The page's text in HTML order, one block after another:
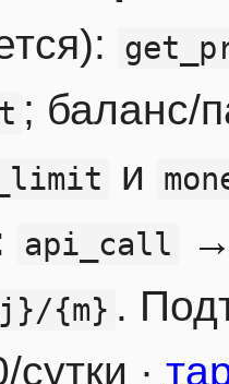
; баланс/
и
api_call
{m} .
·